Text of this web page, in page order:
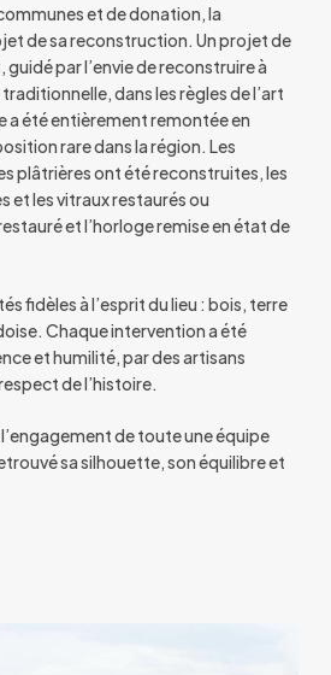
et de donation, la
de sa reconstruction. Un projet de
par l’envie de reconstruire à
dans les règles de l’art
a été entièrement remontée en
rare dans la région. Les
plâtrières ont été reconstruites, les
et les vitraux restaurés ou
et l’horloge remise en état de
fidèles à l’esprit du lieu : bois, terre
Chaque intervention a été
et humilité, par des artisans
de l’histoire.
de toute une équipe
sa silhouette, son équilibre et